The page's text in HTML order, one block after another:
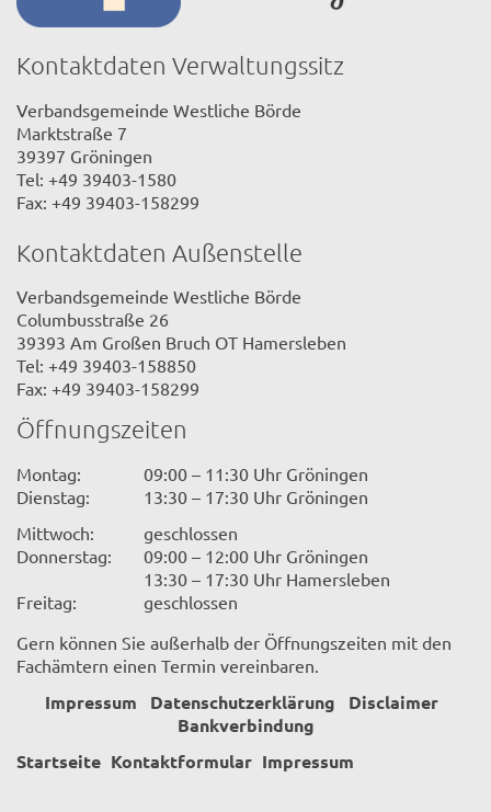
Kontaktdaten Verwaltungssitz
Verbandsgemeinde Westliche Börde
Marktstraße 7
39397 Gröningen
Tel: +49 39403-1580
Fax: +49 39403-158299
Kontaktdaten Außenstelle
Verbandsgemeinde Westliche Börde
Columbusstraße 26
39393 Am Großen Bruch OT Hamersleben
Tel: +49 39403-158850
Fax: +49 39403-158299
Öffnungszeiten
Montag:
09:00 – 11:30 Uhr Gröningen
Dienstag:
13:30 – 17:30 Uhr Gröningen
Mittwoch:
geschlossen
Donnerstag:
09:00 – 12:00 Uhr Gröningen
13:30 – 17:30 Uhr Hamersleben
Freitag:
geschlossen
Gern können Sie außerhalb der Öffnungszeiten mit den
Fachämtern einen Termin vereinbaren.
Impressum Datenschutzerklärung
Disclaimer
Bankverbindung
Startseite Kontaktformular Impressum